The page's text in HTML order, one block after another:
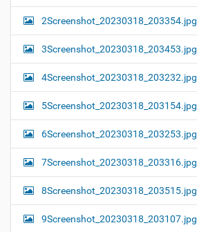
2Screenshot_20230318_203354.jpg
3Screenshot_20230318_203453.jpg
4Screenshot_20230318_203232.jpg
5Screenshot_20230318_203154.jpg
6Screenshot_20230318_203253.jpg
7Screenshot_20230318_203316.jpg
8Screenshot_20230318_203515.jpg
9Screenshot_20230318_203107.jpg